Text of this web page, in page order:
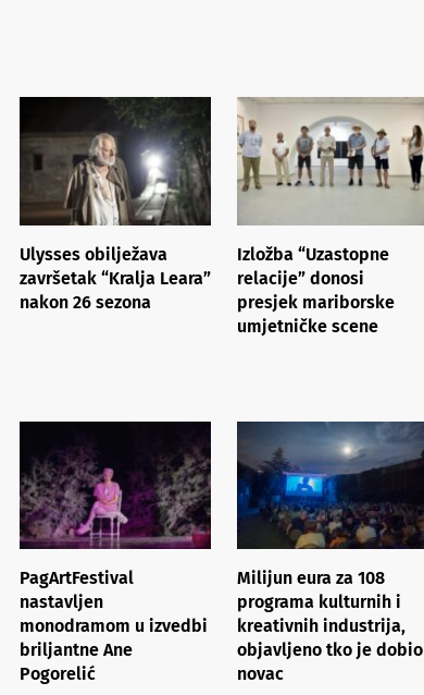
Ulysses obilježava
završetak “Kralja Leara”
nakon 26 sezona
Izložba “Uzastopne
relacije” donosi
presjek mariborske
umjetničke scene
PagArtFestival
nastavljen
monodramom u izvedbi
briljantne Ane
Pogorelić
Milijun eura za 108
programa kulturnih i
kreativnih industrija,
objavljeno tko je dobio
novac